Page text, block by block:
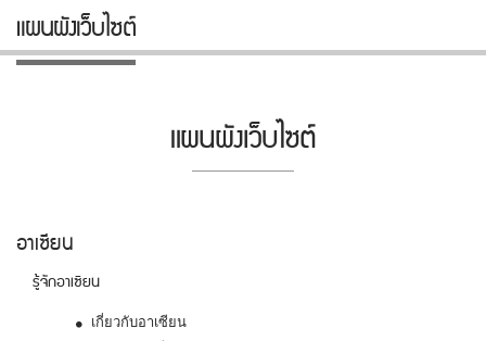
แผนผังเว็บไซต์
แผนผังเว็บไซต์
อาเซียน
รู้จักอาเซียน
เกี่ยวกับอาเซียน